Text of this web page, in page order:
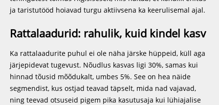
ja taristutööd hoiavad turgu aktiivsena ka keerulisemal ajal.
Rattalaadurid: rahulik, kuid kindel kasv
Ka rattalaadurite puhul ei ole näha järske hüppeid, küll aga
järjepidevat tugevust. Nõudlus kasvas ligi 30%, samas kui
hinnad tõusid mõõdukalt, umbes 5%. See on hea näide
segmendist, kus ostjad teavad täpselt, mida nad vajavad,
ning teevad otsuseid pigem pika kasutusaja kui lühiajalise